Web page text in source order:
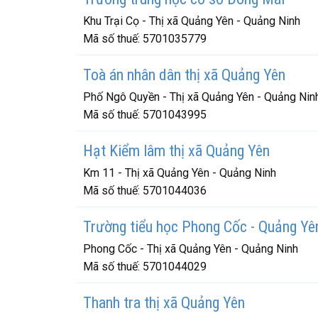
Khu Trại Cọ - Thị xã Quảng Yên - Quảng Ninh
Mã số thuế: 5701035779
Toà án nhân dân thị xã Quảng Yên
Phố Ngô Quyền - Thị xã Quảng Yên - Quảng
Mã số thuế: 5701043995
Hạt Kiểm lâm thị xã Quảng Yên
Km 11 - Thị xã Quảng Yên - Quảng Ninh
Mã số thuế: 5701044036
Trường tiểu học Phong Cốc - Quảng
Phong Cốc - Thị xã Quảng Yên - Quảng Ninh
Mã số thuế: 5701044029
Thanh tra thị xã Quảng Yên